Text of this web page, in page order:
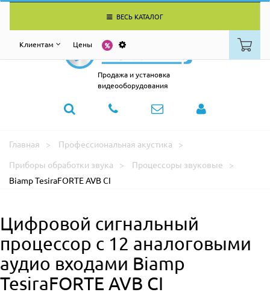
ВЕСЬ КАТАЛОГ
Клиентам Цены
Продажа и установка
видеооборудования
Главная
Профессиональная акустика
Приборы обработки звука
Процессоры звуковые
Biamp TesiraFORTE AVB CI
Цифровой сигнальный
процессор с 12 аналоговыми
аудио входами Biamp
TesiraFORTE AVB CI